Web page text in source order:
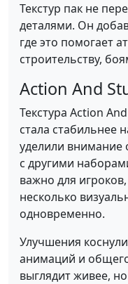
Текстур пак не
деталями. Он
где это помогает
строительству,
Action And
Текстура Action
стала стабильнее
уделили внимание
с другими
важно для
несколько
одновременно.
Улучшения
анимаций и
выглядит живее, но